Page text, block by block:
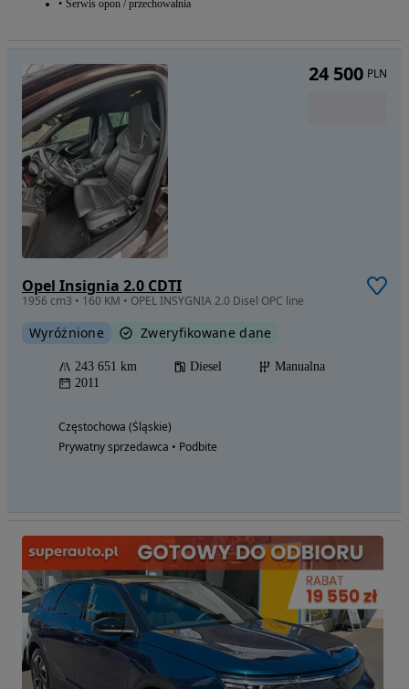
Serwis opon / przechowalnia
Opel Insignia 2.0 CDTI
1956 cm3 • 160 KM • OPEL INSYGNIA 2.0 Disel OPC line
Wyróżnione Zweryfikowane dane
243 651 km Diesel
Manualna
2011
Częstochowa (Śląskie)
Prywatny sprzedawca • Podbite
24 500 PLN